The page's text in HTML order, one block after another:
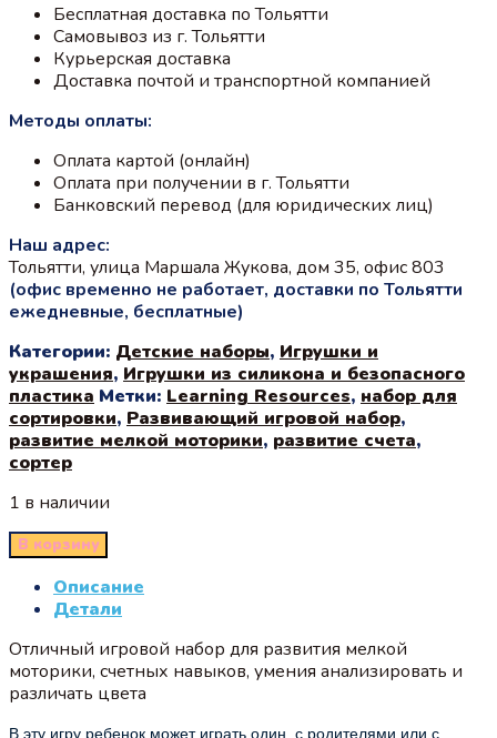
Бесплатная доставка по Тольятти
Самовывоз из г. Тольятти
Курьерская доставка
Доставка почтой и транспортной компанией
Методы оплаты:
Оплата картой (онлайн)
Оплата при получении в г. Тольятти
Банковский перевод (для юридических лиц)
Наш адрес:
Тольятти, улица Маршала Жукова, дом 35, офис 803
(офис временно не работает, доставки по Тольятти
ежедневные, бесплатные)
Категории: Детские наборы, Игрушки и
украшения, Игрушки из силикона и безопасного
пластика Метки: Learning Resources, набор для
сортировки, Развивающий игровой набор,
развитие мелкой моторики, развитие счета,
сортер
1 в наличии
В корзину
Описание
Детали
Отличный игровой набор для развития мелкой
моторики, счетных навыков, умения анализировать и
различать цвета
В эту игру ребенок может играть один, с родителями или с